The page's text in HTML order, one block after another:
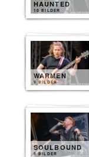
HAUNTED
10 BILDER
WARMEN
9 BILDER
SOULBOUND
9 BILDER